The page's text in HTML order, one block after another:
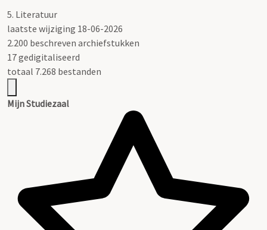
5. Literatuur
laatste wijziging 18-06-2026
2.200 beschreven archiefstukken
17 gedigitaliseerd
totaal 7.268 bestanden
Mijn Studiezaal